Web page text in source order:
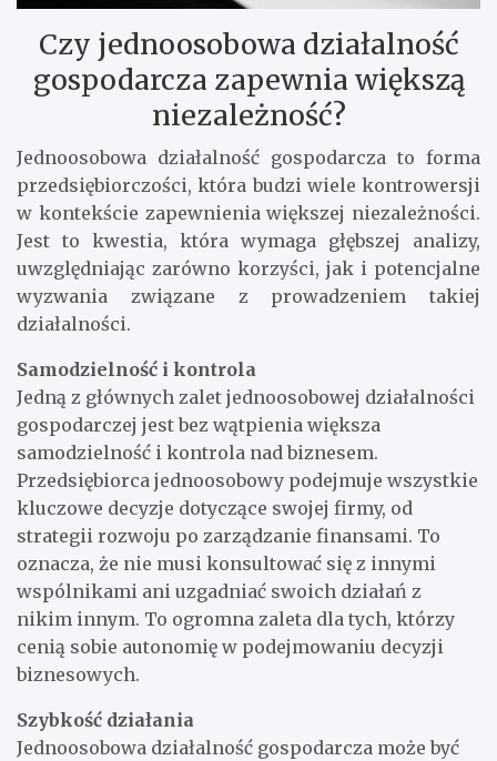
Czy jednoosobowa działalność
gospodarcza zapewnia większą
niezależność?
Jednoosobowa działalność gospodarcza to forma
przedsiębiorczości, która budzi wiele kontrowersji
w kontekście zapewnienia większej niezależności.
Jest to kwestia, która wymaga głębszej analizy,
uwzględniając zarówno korzyści, jak i potencjalne
wyzwania związane z prowadzeniem takiej
działalności.
Samodzielność i kontrola
Jedną z głównych zalet jednoosobowej działalności
gospodarczej jest bez wątpienia większa
samodzielność i kontrola nad biznesem.
Przedsiębiorca jednoosobowy podejmuje wszystkie
kluczowe decyzje dotyczące swojej firmy, od
strategii rozwoju po zarządzanie finansami. To
oznacza, że nie musi konsultować się z innymi
wspólnikami ani uzgadniać swoich działań z
nikim innym. To ogromna zaleta dla tych, którzy
cenią sobie autonomię w podejmowaniu decyzji
biznesowych.
Szybkość działania
Jednoosobowa działalność gospodarcza może być